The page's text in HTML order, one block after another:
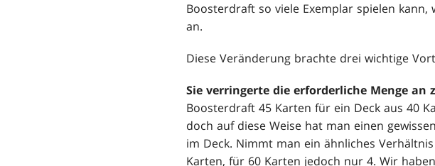
Boosterdraft so viele Exemplar spielen
an.
Diese Veränderung brachte drei wichtige
Sie verringerte die erforderliche Menge an
Boosterdraft 45 Karten für ein Deck aus 40
doch auf diese Weise hat man einen
im Deck. Nimmt man ein ähnliches
Karten, für 60 Karten jedoch nur 4. Wir